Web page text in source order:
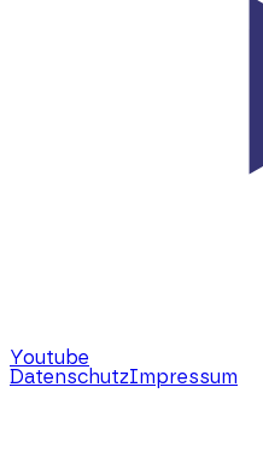
Youtube
DatenschutzImpressum